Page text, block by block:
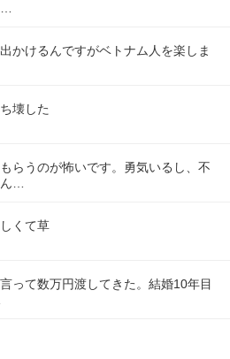
かけるんですがベトナム人を楽しま
壊した
らうのが怖いです。勇気いるし、不
…
くて草
って数万円渡してきた。結婚10年目